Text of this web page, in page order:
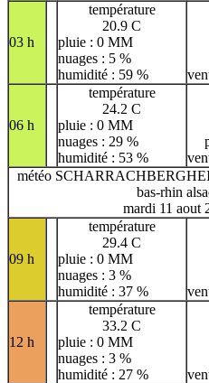
03 h
température
20.9 C
pluie : 0 MM
nuages : 5 %
humidité : 59 %
06 h
température
24.2 C
pluie : 0 MM
nuages : 29 %
humidité : 53 %
météo
bas-rhin
mardi 11 aout
09 h
température
29.4 C
pluie : 0 MM
nuages : 3 %
humidité : 37 %
12 h
température
33.2 C
pluie : 0 MM
nuages : 3 %
humidité : 27 %